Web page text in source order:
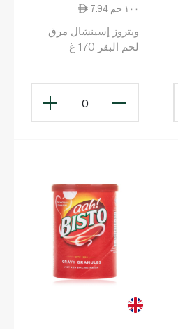
7.94 ١٠٠ جم
ويتروز إسينشال مرق
لحم البقر 170 غ
0